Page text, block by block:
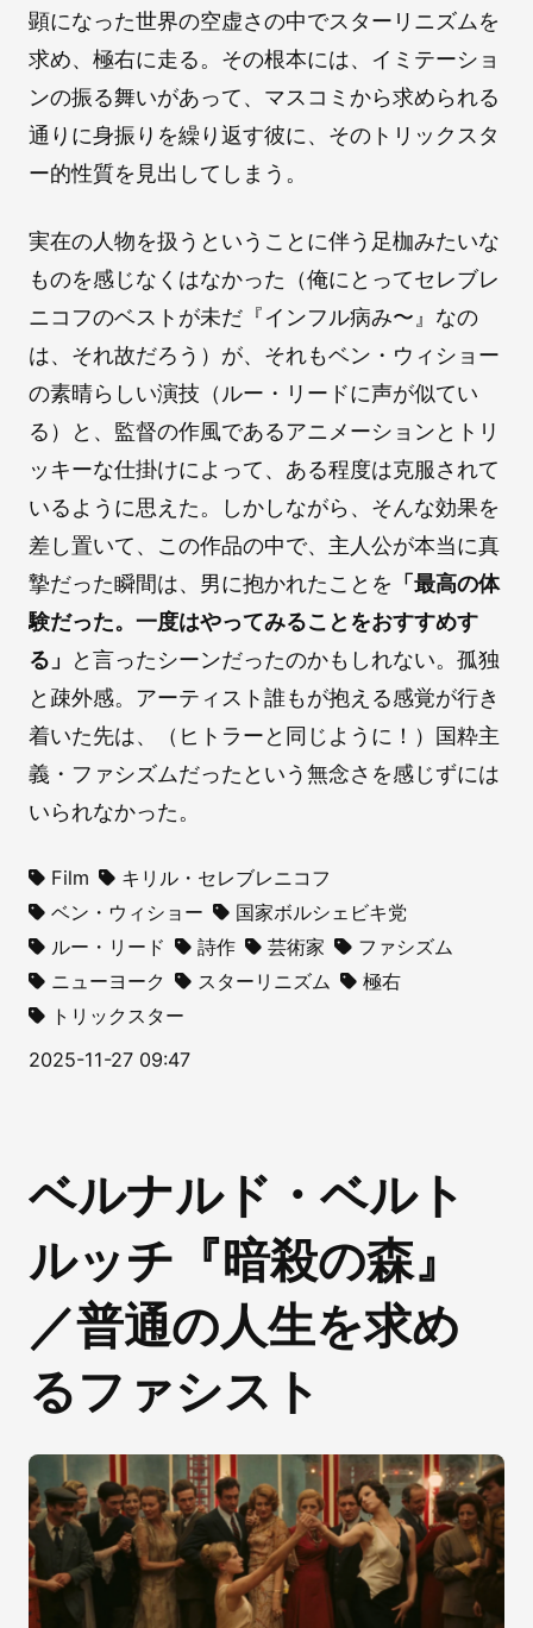
顕になった世界の空虚さの中でスターリニズムを
求め、極右に走る。その根本には、イミテーショ
ンの振る舞いがあって、マスコミから求められる
通りに身振りを繰り返す彼に、そのトリックスタ
ー的性質を見出してしまう。
実在の人物を扱うということに伴う足枷みたいな
ものを感じなくはなかった（俺にとってセレブレ
ニコフのベストが未だ『インフル病み〜』なの
は、それ故だろう）が、それもベン・ウィショー
の素晴らしい演技（ルー・リードに声が似てい
る）と、監督の作風であるアニメーションとトリ
ッキーな仕掛けによって、ある程度は克服されて
いるように思えた。しかしながら、そんな効果を
差し置いて、この作品の中で、主人公が本当に真
摯だった瞬間は、男に抱かれたことを 「最高の体
験だった。一度はやってみることをおすすめす
る」
と言ったシーンだったのかもしれない。孤独
と疎外感。アーティスト誰もが抱える感覚が行き
着いた先は、（ヒトラーと同じように！）国粋主
義・ファシズムだったという無念さを感じずには
いられなかった。
Film
キリル・セレブレニコフ
ベン・ウィショー
国家ボルシェビキ党
ルー・リード
詩作 芸術家
ファシズム
ニューヨーク
スターリニズム
極右
トリックスター
2025-11-27 09:47
ベルナルド・ベルト
ルッチ『暗殺の森』
／普通の人生を求め
るファシスト